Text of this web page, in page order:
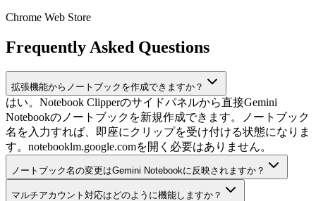
Chrome Web Store
Frequently Asked Questions
拡張機能からノートブックを作成できますか？
はい。Notebook Clipperのサイドパネルから直接Gemini
Notebookのノートブックを新規作成できます。ノートブック
名を入力すれば、即座にクリップを受け付ける状態になりま
す。notebooklm.google.comを開く必要はありません。
ノートブック名の変更はGemini Notebookに反映されますか？
マルチアカウント対応はどのように機能しますか？